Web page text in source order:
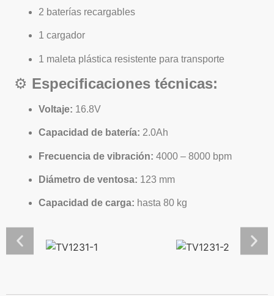
2 baterías recargables
1 cargador
1 maleta plástica resistente para transporte
⚙️ Especificaciones técnicas:
Voltaje: 16.8V
Capacidad de batería: 2.0Ah
Frecuencia de vibración: 4000 – 8000 bpm
Diámetro de ventosa: 123 mm
Capacidad de carga: hasta 80 kg